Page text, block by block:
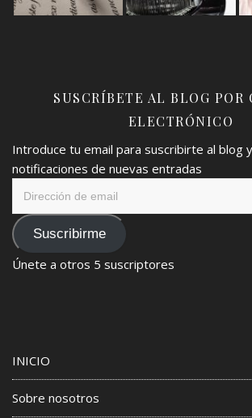
SUSCRÍBETE AL BLOG POR
ELECTRÓNICO
Introduce tu email para suscribirte al blog
notificaciones de nuevas entradas
emailSuscribirme
Únete a otros 5 suscriptores
INICIO
Sobre nosotros